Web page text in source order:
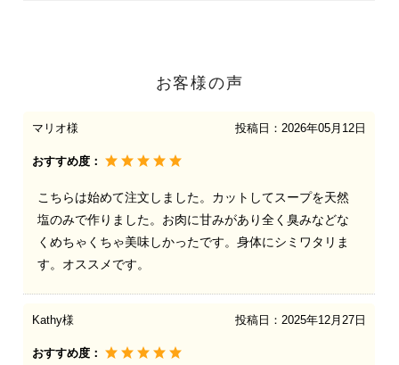
お客様の声
マリオ様 投稿日： 2026年05月12日
おすすめ度：
こちらは始めて注文しました。カットしてスープを天然
塩のみで作りました。お肉に甘みがあり全く臭みなどな
くめちゃくちゃ美味しかったです。身体にシミワタリま
す。オススメです。
Kathy様 投稿日： 2025年12月27日
おすすめ度：